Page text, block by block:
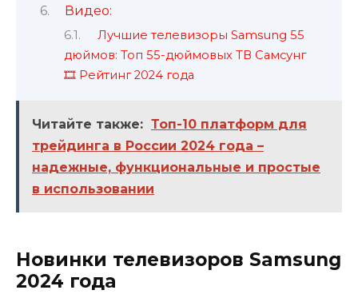
Видео:
Лучшие телевизоры Samsung 55
дюймов: Топ 55-дюймовых ТВ Самсунг
🎞️ Рейтинг 2024 года
Читайте также: Топ-10 платформ для
трейдинга в России 2024 года –
надежные, функциональные и простые
в использовании
Новинки телевизоров Samsung
2024 года